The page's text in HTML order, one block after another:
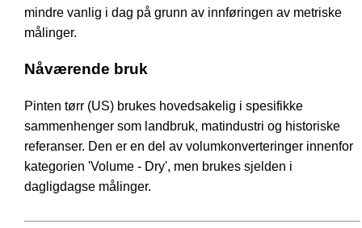
mindre vanlig i dag på grunn av innføringen av metriske
målinger.
Nåværende bruk
Pinten tørr (US) brukes hovedsakelig i spesifikke
sammenhenger som landbruk, matindustri og historiske
referanser. Den er en del av volumkonverteringer innenfor
kategorien 'Volume - Dry', men brukes sjelden i
dagligdagse målinger.